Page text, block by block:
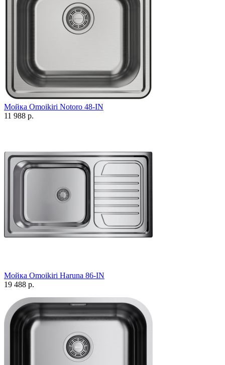
Мойка Omoikiri Notoro 48-IN
11 988 р.
Мойка Omoikiri Haruna 86-IN
19 488 р.